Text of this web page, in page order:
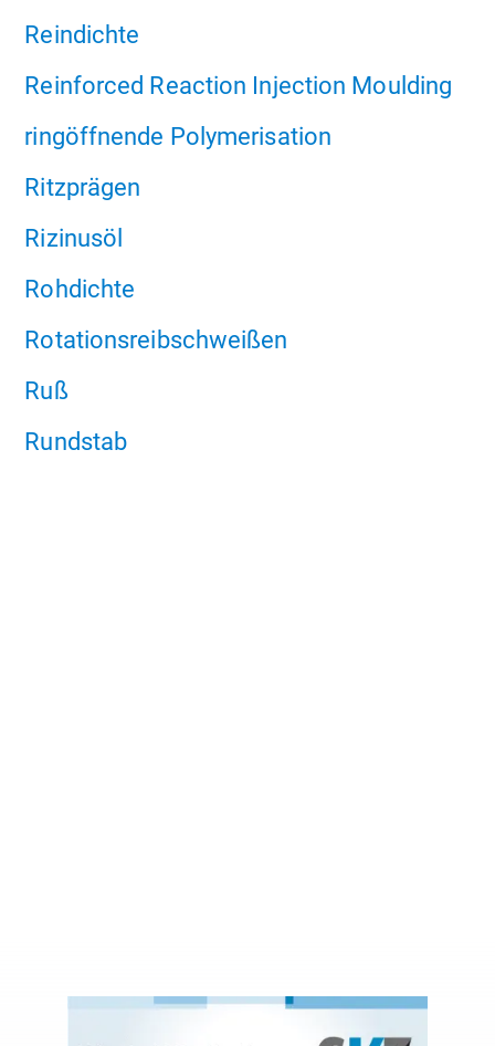
Reindichte
Reinforced Reaction Injection Moulding
ringöffnende Polymerisation
Ritzprägen
Rizinusöl
Rohdichte
Rotationsreibschweißen
Ruß
Rundstab